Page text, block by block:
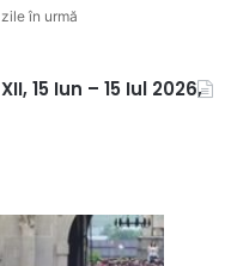
în urmă
15 Iun – 15 Iul 2026,